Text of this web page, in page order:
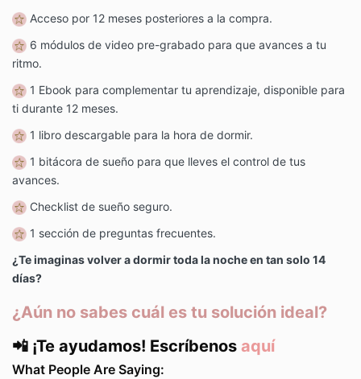
Acceso por 12 meses posteriores a la compra.
6 módulos de video pre-grabado para que avances a tu
ritmo.
1 Ebook para complementar tu aprendizaje, disponible para
ti durante 12 meses.
1 libro descargable para la hora de dormir.
1 bitácora de sueño para que lleves el control de tus
avances.
Checklist de sueño seguro.
1 sección de preguntas frecuentes.
¿Te imaginas volver a dormir toda la noche en tan solo 14
días?
¿Aún no sabes cuál es tu solución ideal?
📲 ¡Te ayudamos! Escríbenos aquí
What People Are Saying: